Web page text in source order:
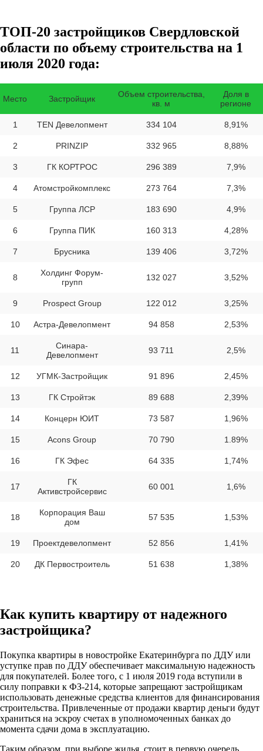
ТОП-20 застройщиков Свердловской
области по объему строительства на 1
июля 2020 года:
Место Застройщик
Объем строительства,
кв. м
Доля в
регионе
1 TEN Девелопмент 334 104 8,91%
2 PRINZIP 332 965 8,88%
3 ГК КОРТРОС 296 389 7,9%
4 Атомстройкомплекс 273 764 7,3%
5 Группа ЛСР 183 690 4,9%
6 Группа ПИК 160 313 4,28%
7 Брусника 139 406 3,72%
8
Холдинг Форум-
групп
132 027 3,52%
9 Prospect Group 122 012 3,25%
10 Астра-Девелопмент 94 858 2,53%
11
Синара-
Девелопмент
93 711 2,5%
12 УГМК-Застройщик 91 896 2,45%
13 ГК Стройтэк 89 688 2,39%
14 Концерн ЮИТ 73 587 1,96%
15 Acons Group 70 790 1.89%
16 ГК Эфес 64 335 1,74%
17
ГК
Активстройсервис
60 001 1,6%
18
Корпорация Ваш
дом
57 535 1,53%
19 Проектдевелопмент 52 856 1,41%
20 ДК Первостроитель 51 638 1,38%
Как купить квартиру от надежного
застройщика?
Покупка квартиры в новостройке Екатеринбурга по ДДУ или
уступке прав по ДДУ обеспечивает максимальную надежность
для покупателей. Более того, с 1 июля 2019 года вступили в
силу поправки к ФЗ-214, которые запрещают застройщикам
использовать денежные средства клиентов для финансирования
строительства. Привлеченные от продажи квартир деньги будут
храниться на эскроу счетах в уполномоченных банках до
момента сдачи дома в эксплуатацию.
Таким образом, при выборе жилья, стоит в первую очередь